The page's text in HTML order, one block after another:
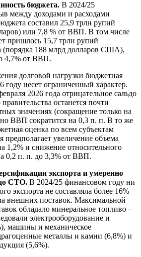
бюджета. В 2024/25
между доходами и расходами
составил 25,9 трлн рупий
или 7,8 % от ВВП. В том числе
пришлось 15,7 трлн рупий
(порядка 188 млрд долларов США),
4,7% от ВВП.
долговой нагрузки бюджетная
году несет ограниченный характер.
2026 года отрицательное сальдо
останется почти
значениях (сокращение только на
ВВП сократится на 0,3 п. п. В то же
оценка по всем субъектам
предполагает увеличение объема
1,2% и снижение относительного
0,2 п. п. до 3,3% от ВВП.
экспорта и умеренно
СТО. В 2024/25 финансовом году ни
экспорта не составляла более 16%
внешних поставок. Максимальной
обладало минеральное топливо –
электрооборудование и
машины и механическое
металлы и камни (6,8%) и
(5,6%).